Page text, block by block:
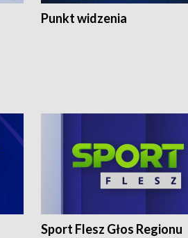
Punkt widzenia
Sport Flesz Głos Regionu